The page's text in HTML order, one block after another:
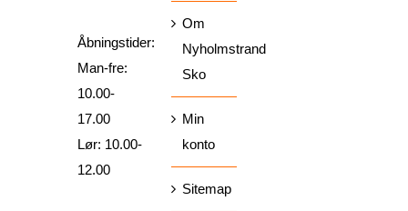
Åbningstider:
Man-fre:
10.00-
17.00
Lør: 10.00-
12.00
Om
Nyholmstrand
Sko
Min
konto
Sitemap